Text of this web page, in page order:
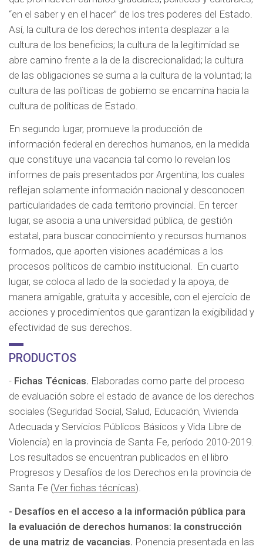
“en el saber y en el hacer” de los tres poderes del Estado.
Así, la cultura de los derechos intenta desplazar a la
cultura de los beneficios; la cultura de la legitimidad se
abre camino frente a la de la discrecionalidad; la cultura
de las obligaciones se suma a la cultura de la voluntad; la
cultura de las políticas de gobierno se encamina hacia la
cultura de políticas de Estado.
En segundo lugar, promueve la producción de
información federal en derechos humanos, en la medida
que constituye una vacancia tal como lo revelan los
informes de país presentados por Argentina; los cuales
reflejan solamente información nacional y desconocen
particularidades de cada territorio provincial. En tercer
lugar, se asocia a una universidad pública, de gestión
estatal, para buscar conocimiento y recursos humanos
formados, que aporten visiones académicas a los
procesos políticos de cambio institucional. En cuarto
lugar, se coloca al lado de la sociedad y la apoya, de
manera amigable, gratuita y accesible, con el ejercicio de
acciones y procedimientos que garantizan la exigibilidad y
efectividad de sus derechos.
PRODUCTOS
- Fichas Técnicas. Elaboradas como parte del proceso
de evaluación sobre el estado de avance de los derechos
sociales (Seguridad Social, Salud, Educación, Vivienda
Adecuada y Servicios Públicos Básicos y Vida Libre de
Violencia) en la provincia de Santa Fe, período 2010-2019.
Los resultados se encuentran publicados en el libro
Progresos y Desafíos de los Derechos en la provincia de
Santa Fe (Ver fichas técnicas).
- Desafíos en el acceso a la información pública para
la evaluación de derechos humanos: la construcción
de una matriz de vacancias. Ponencia presentada en las